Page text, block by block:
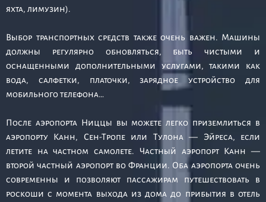
яхта, лимузин).
Выбор транспортных средств также очень важен. Машины
должны регулярно обновляться, быть чистыми и
оснащенными дополнительными услугами, такими как
вода, салфетки, платочки, зарядное устройство для
мобильного телефона…
После аэропорта Ниццы вы можете легко приземлиться в
аэропорту Канн, Сен-Тропе или Тулона — Эйреса, если
летите на частном самолете. Частный аэропорт Канн —
второй частный аэропорт во Франции. Оба аэропорта очень
современны и позволяют пассажирам путешествовать в
роскоши с момента выхода из дома до прибытия в отель